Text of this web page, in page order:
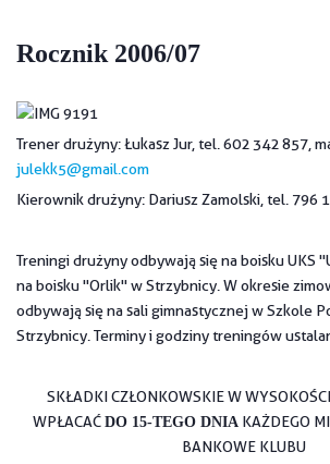
Rocznik 2006/07
Trener drużyny: Łukasz Jur, tel. 602 342 857,
julekk5@gmail.com
Kierownik drużyny: Dariusz Zamolski, tel. 796
Treningi drużyny odbywają się na boisku UKS
na boisku "Orlik" w Strzybnicy. W okresie
odbywają się na sali gimnastycznej w Szkole
Strzybnicy. Terminy i godziny treningów
SKŁADKI CZŁONKOWSKIE W WYSOKOŚCI
WPŁACAĆ DO 15-TEGO DNIA KAŻDEGO
BANKOWE KLUBU